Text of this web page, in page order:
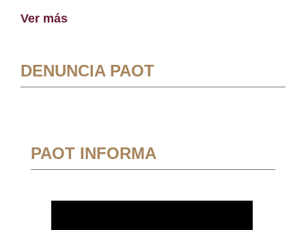
Ver más
DENUNCIA PAOT
PAOT INFORMA